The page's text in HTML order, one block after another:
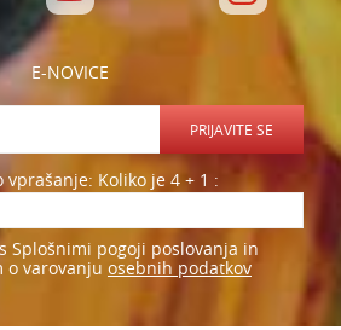
E-NOVICE
PRIJAVITE SE
vprašanje: Koliko je 4 + 1 :
Splošnimi pogoji poslovanja in
o varovanju osebnih podatkov